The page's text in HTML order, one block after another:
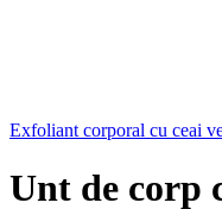
Exfoliant corporal cu ceai
Unt de corp